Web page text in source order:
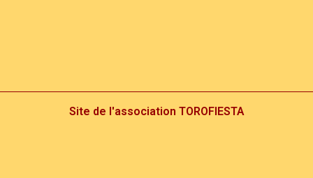
Site de l'association TOROFIESTA